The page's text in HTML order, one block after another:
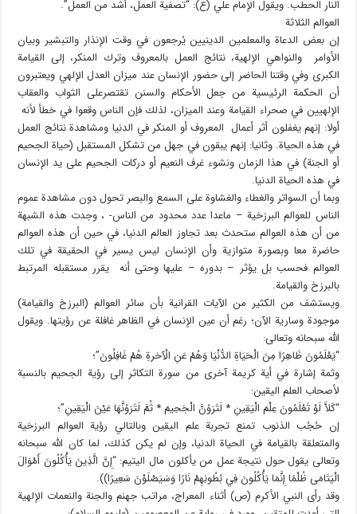
النار الحطب. ويقول الإمام علي (ع): “تصفية العمل، أشد من العمل”.
العوالم الثلاثة
إن بعض الدعاة والمعلمين الدينيين يُرجعون في وقت الإنذار والتبشير وبيان
الأوامر والنواهي الإلهية، نتائج العمل بالمعروف وترك المنكر، إلى القيامة
الكبرى وفي وقتنا الحاضر إلى حضور الإنسان عند ميزان العدل الإلهي ويعتبرون
أن الحكمة الرئيسية من جعل الأحكام والسنن تقتصرعلى الثواب والعقاب
الإلهيين في صحراء القيامة وعند الميزان، لذلك فإن الناس وقعوا في خطأ لأنه
أولا: إنهم يغفلون أثر أعمال المعروف أو المنكر في الدنيا ومشاهدة نتائج العمل
في هذه الحياة. وثانيا: إنهم يبقون في جهل من تشكل المستقبل (حياة الجحيم
أو الجنة) في هذا الزمان ونشوء غرف النعيم أو دركات الجحيم على يد الإنسان
في هذه الحياة الدنيا.
وبما أن السواتر والغطاء والغشاوة على السمع والبصر تحول دون مشاهدة عموم
الناس للعوالم البرزخية – ماعدا عدد محدود من الناس- ، وجدت هذه الشبهة
من أن هذه العوالم ستحدث بعد تجاوز العالم الدنيا، في حين أن هذه العوالم
حاضرة معا وبصورة متوازية وأن الإنسان ليس يسير في الحقيقة في تلك
العوالم فحسب بل يؤثر – بدوره – عليها وحتى أنه يقرر مستقبله المرتبط
بالبرزخ والقيامة.
ويستشف من الكثير من الآيات القرانية بأن سائر العوالم (البرزخ والقيامة)
موجودة وسارية الآن؛ رغم أن عين الإنسان في الظاهر غافلة عن رؤيتها. ويقول
الله سبحانه وتعالى:
“يَعْلَمُونَ ظَاهِرًا مِنَ الْحَيَاةِ الدُّنْيَا وَهُمْ عَنِ الْآخرةِ هُمْ غَافِلُونَ”؛
وثمة إشارة في أية كريمة آخرى من سورة التكاثر إلى رؤية الجحيم بالنسبة
لأصحاب العلم اليقين:
“كَلاَّ لَوْ تَعْلَمُونَ عِلْمَ الْيَقِينِ * لَتَرَوُنَّ الْجَحِيمَ * ثُمَّ لَتَرَوُنَّهَا عَيْنَ الْيَقِينِ”؛
إن حُجُب الذنوب تمنع تجربة علم اليقين وبالتالي رؤية العوالم البرزخية
والمتعلقة بالقيامة في الحياة الدنيا، وإن لم يكن كذلك، لما كان الله سبحانه
وتعالى يقول حول نتيجة عمل من يأكلون مال اليتيم: “إِنَّ الَّذِينَ يَأْكُلُونَ أَمْوَالَ
الْيَتَامَى ظُلْمًا إِنَّمَا يَأْكُلُونَ فِي بُطُونِهِمْ نَارًا وَسَيَصْلَوْنَ سَعِيرًا)).
وقد رأى النبي الأكرم (ص) أثناء المعراج، مراتب جهنم والجنة والنعمات الإلهية